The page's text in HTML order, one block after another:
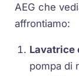
AEG che
affrontiamo:
Lavatrice
pompa di